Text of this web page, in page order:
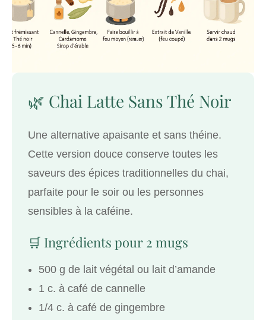
🌿 Chai Latte Sans Thé Noir
Une alternative apaisante et sans théine.
Cette version douce conserve toutes les
saveurs des épices traditionnelles du chai,
parfaite pour le soir ou les personnes
sensibles à la caféine.
🛒 Ingrédients pour 2 mugs
500 g de lait végétal ou lait d’amande
1 c. à café de cannelle
1/4 c. à café de gingembre